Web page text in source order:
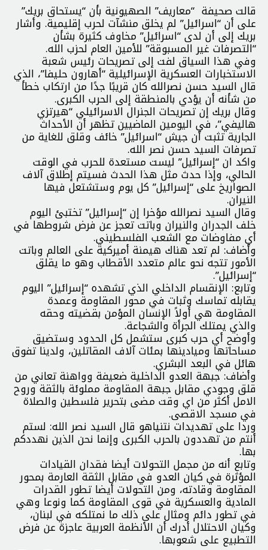
قالت صحيفة “معاريف” الصهيونية بأن “يستحاق بريك”
على أن “اسرائيل” لم يخلق منشآت لحرب إقليمية. وأشار
بريك إلى أن لدى “اسرائيل” مخاوف كثيرة بشأن
“التصرفات غير المسبوقة” للأمين العام لحزب الله.
وفي هذا السياق لفت إلى تصريحات رئيس شعبة
الاستخبارات العسكرية الإسرائيلية “أهارون حليفا”، الذي
قال السيد حسن نصرالله كان قريبًا جدًا من ارتكاب خطأ
من شأنه أن يؤدي بالمنطقة إلى الحرب الكبرى.
وقال بريك إن تصريحات الجنرال الاسرائيلي “هيرتزي
هاليفي”، في اليومين الماضيين تظهر أن الأحداث
الجارية تثبت أن جيش “اسرائيل” خائف وقلق للغاية من
تصرفات السيد حسن نصر الله.
واکد ان “إسرائيل” ليست مستعدة للحرب في الوقت
الحالي، وإذا حدث مثل هذا الحدث فسيتم إطلاق آلاف
الصواريخ على “إسرائيل” كل يوم وستشتعل فيها
النيران.
وقال السيد نصرالله مؤخرا إن “إسرائيل” تختبئ اليوم
خلف الجدران والنيران وباتت تعجز عن فرض شروطها في
أي مفاوضات مع الشعب الفلسطيني.
وأضاف: لم تعد هناك هيمنة أميركية على العالم وباتت
الأمور تتجه نحو عالم متعدد الأقطاب وهو ما يقلق
“إسرائيل”.
وتابع: الإنقسام الداخلي الذي تشهده “إسرائيل” اليوم
يقابله تماسك وثبات في محور المقاومة وعمدة
المقاومة هي أولاً الإنسان المؤمن بقضيته وحقه
والذي يمتلك الجرأة والشجاعة.
وأوضح أي حرب كبرى ستشمل كل الحدود وستضيق
مساحاتها وميادينها بمئات آلاف المقاتلين، ولدينا تفوق
هائل في البعد البشري.
وأضاف: جبهة العدو الداخلية ضعيفة وواهنة تعاني من
قلق وجودي مقابل جبهة المقاومة مملوئة بالثقة وروح
الامل أكثر من اي وقت مضى بتحرير فلسطين والصلاة
في مسجد الاقصى.
وردا على تهديدات نتنياهو قال السيد نصر الله: لستم
أنتم من تهددون بالحرب الكبرى وإنما نحن الذين نهددكم
بها.
وتابع أنه من مجمل التحولات أيضا فقدان القيادات
المؤثرة في كيان العدو في مقابل الثقة العارمة بمحور
المقاومة وقادته، ومن التحولات أيضا تطور القدرات
المادية والعسكرية في قوى المقاومة كما ونوعا وهي
في تطور دائم ومثال على ذلك ما نمتلكه في لبنان،
وكيان الاحتلال أدرك أن الأنظمة العربية عاجزة عن فرض
التطبيع على شعوبها.